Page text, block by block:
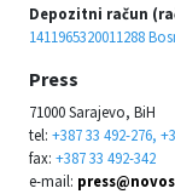
Depozitni račun
1411965320011288
Press
71000 Sarajevo, BiH
tel: +387 33 492-276,
fax: +387 33 492-342
e-mail: